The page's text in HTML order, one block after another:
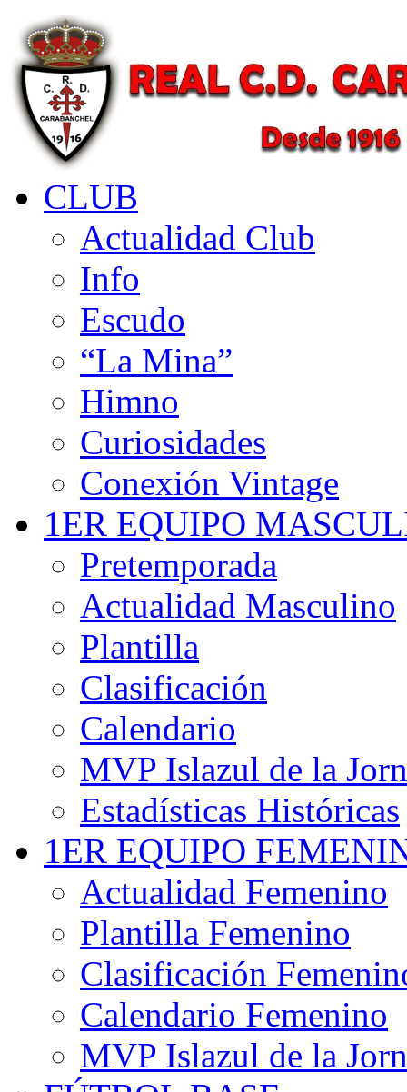
CLUB
Actualidad Club
Info
Escudo
“La Mina”
Himno
Curiosidades
Conexión Vintage
1ER EQUIPO
Pretemporada
Actualidad Masculino
Plantilla
Clasificación
Calendario
MVP Islazul de la
Estadísticas Históricas
1ER EQUIPO
Actualidad Femenino
Plantilla Femenino
Clasificación
Calendario Femenino
MVP Islazul de la